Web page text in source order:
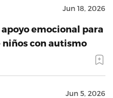
Jun 18, 2026
emocional para
niños con autismo
Jun 5, 2026